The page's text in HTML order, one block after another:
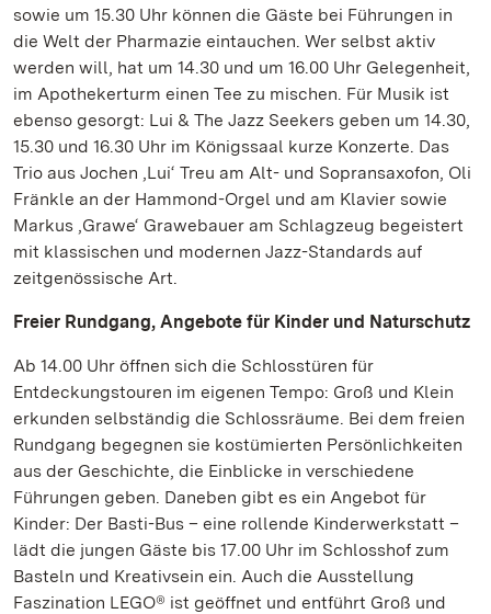
sowie um 15.30 Uhr können die Gäste bei Führungen in
die Welt der Pharmazie eintauchen. Wer selbst aktiv
werden will, hat um 14.30 und um 16.00 Uhr Gelegenheit,
im Apothekerturm einen Tee zu mischen. Für Musik ist
ebenso gesorgt: Lui & The Jazz Seekers geben um 14.30,
15.30 und 16.30 Uhr im Königssaal kurze Konzerte. Das
Trio aus Jochen ‚Lui‘ Treu am Alt- und Sopransaxofon, Oli
Fränkle an der Hammond-Orgel und am Klavier sowie
Markus ‚Grawe‘ Grawebauer am Schlagzeug begeistert
mit klassischen und modernen Jazz-Standards auf
zeitgenössische Art.
Freier Rundgang, Angebote für Kinder und Naturschutz
Ab 14.00 Uhr öffnen sich die Schlosstüren für
Entdeckungstouren im eigenen Tempo: Groß und Klein
erkunden selbständig die Schlossräume. Bei dem freien
Rundgang begegnen sie kostümierten Persönlichkeiten
aus der Geschichte, die Einblicke in verschiedene
Führungen geben. Daneben gibt es ein Angebot für
Kinder: Der Basti-Bus – eine rollende Kinderwerkstatt –
lädt die jungen Gäste bis 17.00 Uhr im Schlosshof zum
Basteln und Kreativsein ein. Auch die Ausstellung
Faszination LEGO® ist geöffnet und entführt Groß und